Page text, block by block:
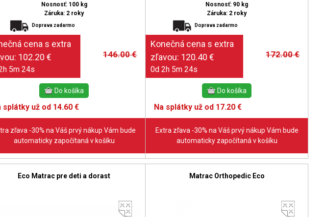
Nosnosť: 100 kg
Záruka: 2 roky
Doprava zadarmo
146.00€
5m 23s
splátky už od 14.60 €
zľava -30% na Váš prvý nákup Vám bude
automaticky započítaná v košíku
Nosnosť: 90 kg
Záruka: 2 roky
Doprava zadarmo
172.00€
0d 2h 5m 23s
Na splátky už od 17.20 €
Extra zľava -30% na Váš prvý nákup Vám bude
automaticky započítaná v košíku
Eco Matrac pre deti a dorast Matrac Orthopedic Eco